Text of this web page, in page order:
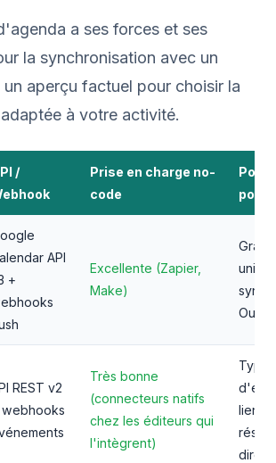
a ses forces et ses
la synchronisation avec un
aperçu factuel pour choisir la
à votre activité.
/
Prise en charge no-
code
pour
API
+
Excellente (Zapier,
Make)
REST v2
webhooks
Très bonne
(connecteurs natifs
chez les éditeurs qui
l'intègrent)
Types
lien
direct